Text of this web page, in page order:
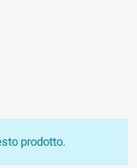
prodotto.